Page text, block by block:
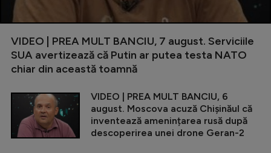
VIDEO | PREA MULT BANCIU, 7 august. Serviciile
SUA avertizează că Putin ar putea testa NATO
chiar din această toamnă
VIDEO | PREA MULT BANCIU, 6
august. Moscova acuză Chișinăul că
inventează amenințarea rusă după
descoperirea unei drone Geran-2